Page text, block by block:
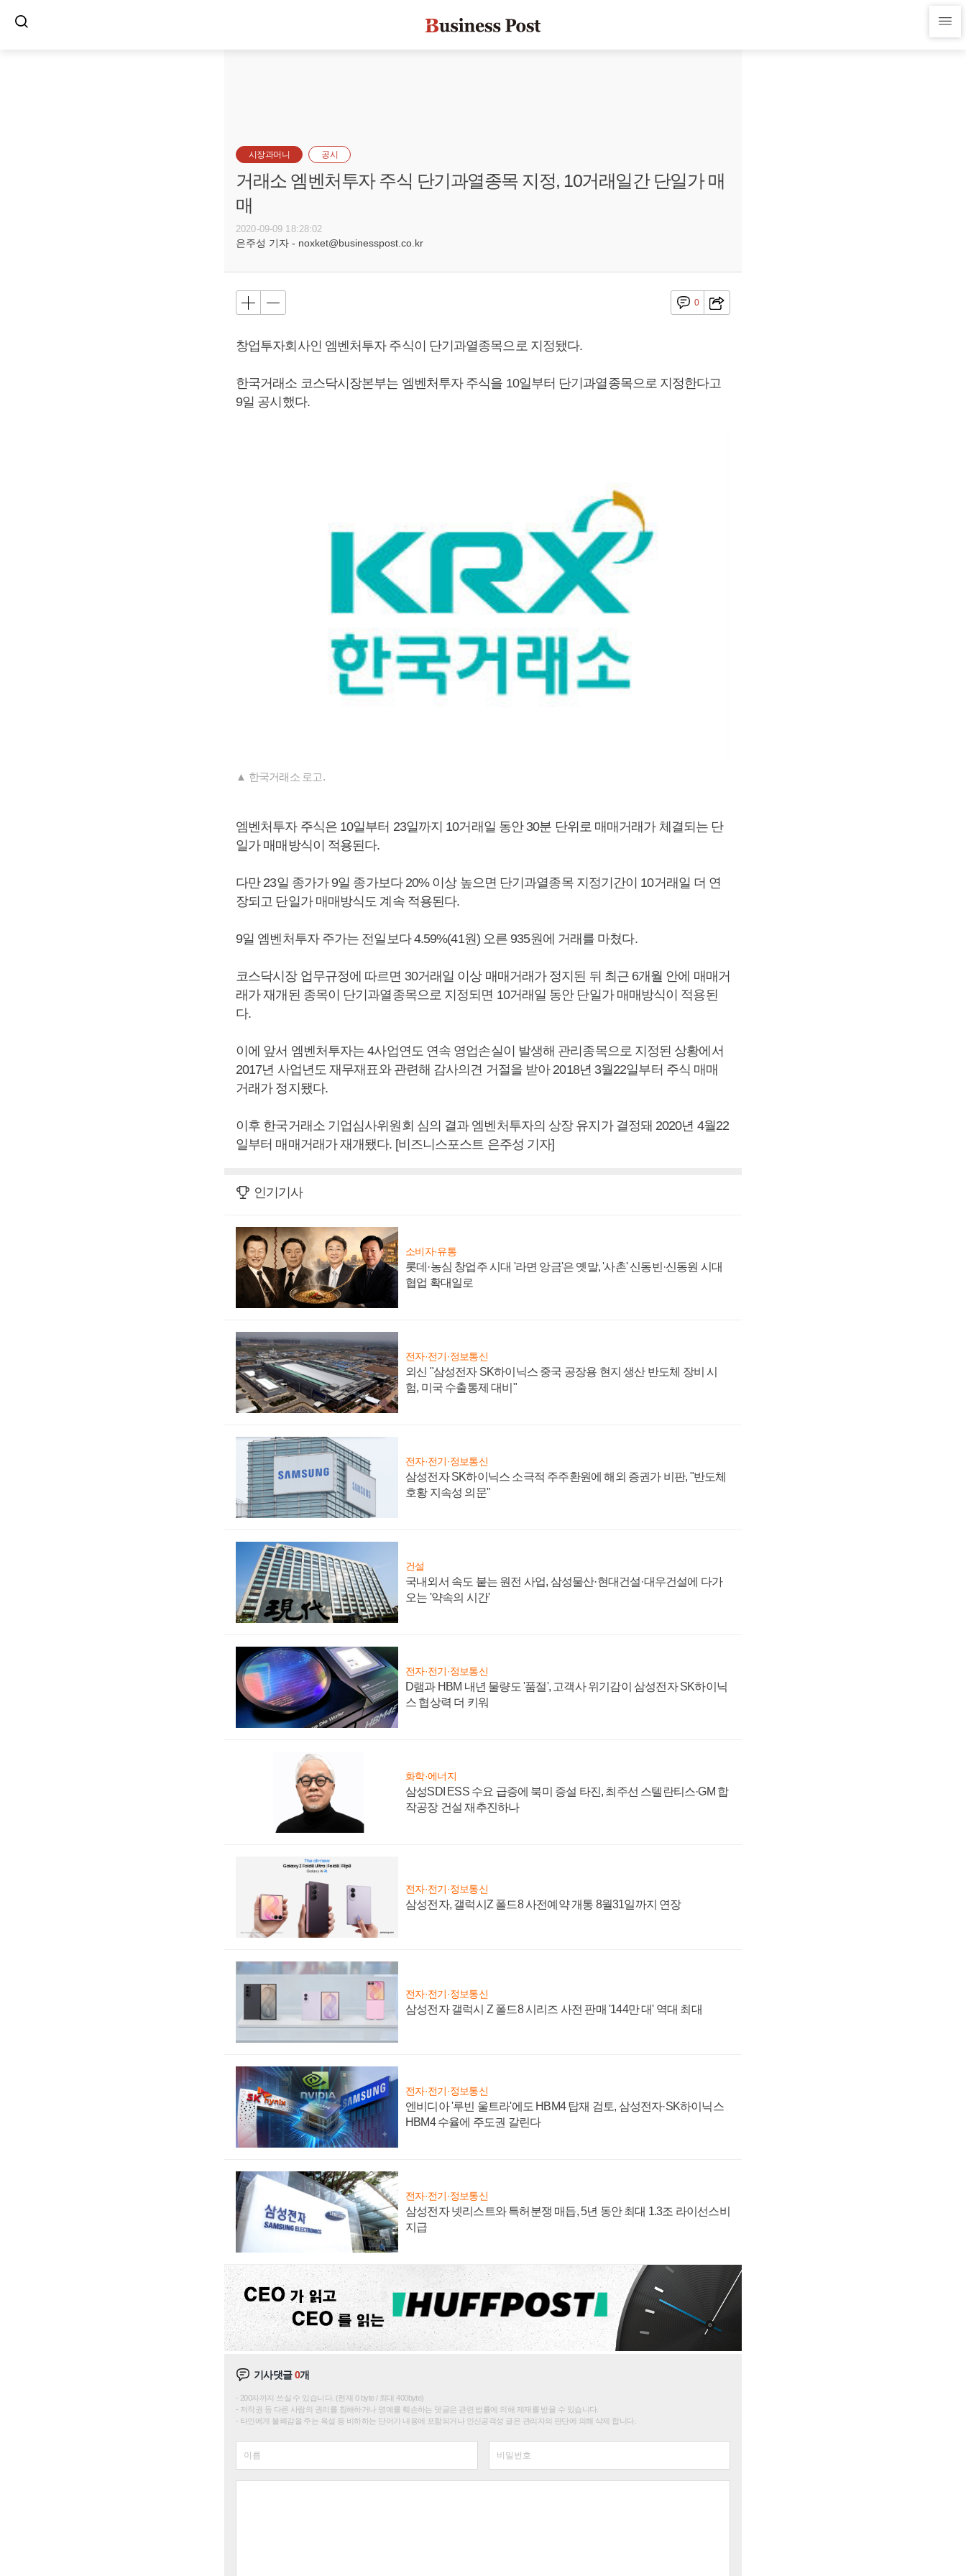
시장과머니 공시
거래소 엠벤처투자 주식 단기과열종목 지정, 10거래일간 단일가 매
매
2020-09-09 18:28:02
은주성 기자 - noxket@businesspost.co.kr
0
창업투자회사인 엠벤처투자 주식이 단기과열종목으로 지정됐다.
한국거래소 코스닥시장본부는 엠벤처투자 주식을 10일부터 단기과열종목으로 지정한다고
9일 공시했다.
▲ 한국거래소 로고.
엠벤처투자 주식은 10일부터 23일까지 10거래일 동안 30분 단위로 매매거래가 체결되는 단
일가 매매방식이 적용된다.
다만 23일 종가가 9일 종가보다 20% 이상 높으면 단기과열종목 지정기간이 10거래일 더 연
장되고 단일가 매매방식도 계속 적용된다.
9일 엠벤처투자 주가는 전일보다 4.59%(41원) 오른 935원에 거래를 마쳤다.
코스닥시장 업무규정에 따르면 30거래일 이상 매매거래가 정지된 뒤 최근 6개월 안에 매매거
래가 재개된 종목이 단기과열종목으로 지정되면 10거래일 동안 단일가 매매방식이 적용된
다.
이에 앞서 엠벤처투자는 4사업연도 연속 영업손실이 발생해 관리종목으로 지정된 상황에서
2017년 사업년도 재무재표와 관련해 감사의견 거절을 받아 2018년 3월22일부터 주식 매매
거래가 정지됐다.
이후 한국거래소 기업심사위원회 심의 결과 엠벤처투자의 상장 유지가 결정돼 2020년 4월22
일부터 매매거래가 재개됐다. [비즈니스포스트 은주성 기자]
인기기사
소비자·유통
롯데·농심 창업주 시대 '라면 앙금'은 옛말, '사촌' 신동빈·신동원 시대
협업 확대일로
전자·전기·정보통신
외신 "삼성전자 SK하이닉스 중국 공장용 현지 생산 반도체 장비 시
험, 미국 수출통제 대비"
전자·전기·정보통신
삼성전자 SK하이닉스 소극적 주주환원에 해외 증권가 비판, "반도체
호황 지속성 의문"
건설
국내외서 속도 붙는 원전 사업, 삼성물산·현대건설·대우건설에 다가
오는 '약속의 시간'
전자·전기·정보통신
D램과 HBM 내년 물량도 '품절', 고객사 위기감이 삼성전자 SK하이닉
스 협상력 더 키워
화학·에너지
삼성SDI ESS 수요 급증에 북미 증설 타진, 최주선 스텔란티스·GM 합
작공장 건설 재추진하나
전자·전기·정보통신
삼성전자, 갤럭시Z 폴드8 사전예약 개통 8월31일까지 연장
전자·전기·정보통신
삼성전자 갤럭시 Z 폴드8 시리즈 사전 판매 '144만 대' 역대 최대
전자·전기·정보통신
엔비디아 '루빈 울트라'에도 HBM4 탑재 검토, 삼성전자·SK하이닉스
HBM4 수율에 주도권 갈린다
전자·전기·정보통신
삼성전자 넷리스트와 특허분쟁 매듭, 5년 동안 최대 1.3조 라이선스비
지급
기사댓글0개
200자까지 쓰실 수 있습니다. (현재 0 byte / 최대 400byte)
저작권 등 다른 사람의 권리를 침해하거나 명예를 훼손하는 댓글은 관련 법률에 의해 제재를 받을 수 있습니다.
타인에게 불쾌감을 주는 욕설 등 비하하는 단어가 내용에 포함되거나 인신공격성 글은 관리자의 판단에 의해 삭제 합니다.